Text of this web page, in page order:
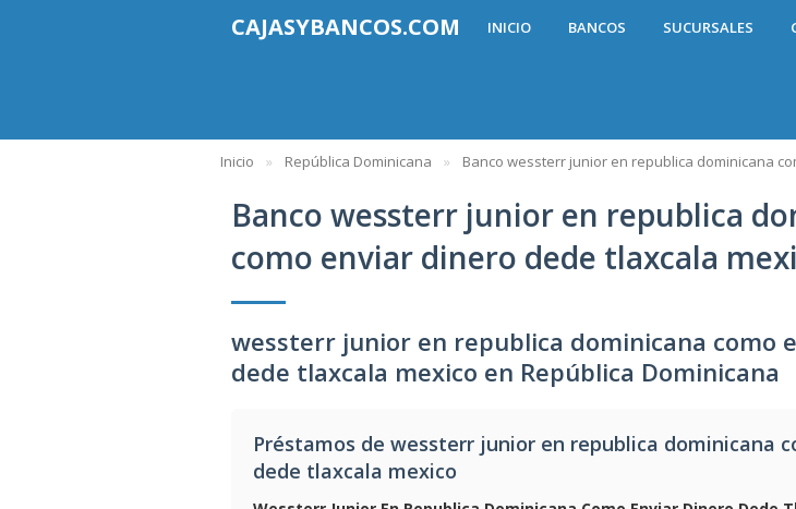
CAJASYBANCOS.COM INICIO BANCOS SUCURSALES
Inicio República Dominicana Banco wessterr junior en republica dominicana
Banco wessterr junior en republica
como enviar dinero dede tlaxcala
wessterr junior en republica dominicana como
dede tlaxcala mexico en República Dominicana
Préstamos de wessterr junior en republica dominicana
dede tlaxcala mexico